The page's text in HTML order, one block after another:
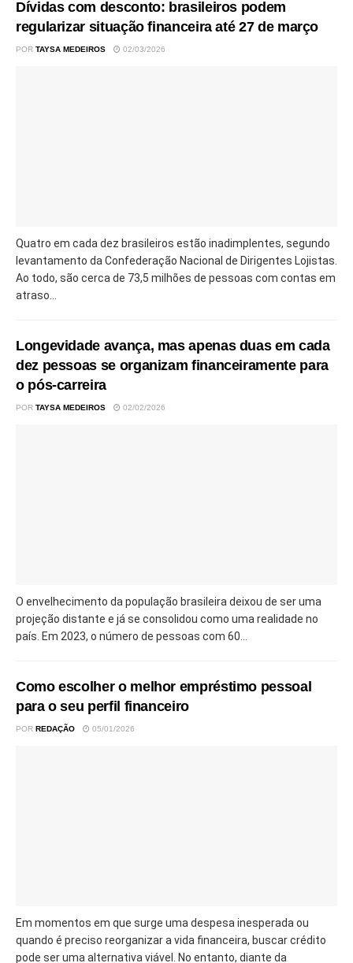
Dívidas com desconto: brasileiros podem
regularizar situação financeira até 27 de março
POR TAYSA MEDEIROS 02/03/2026
Quatro em cada dez brasileiros estão inadimplentes, segundo
levantamento da Confederação Nacional de Dirigentes Lojistas.
Ao todo, são cerca de 73,5 milhões de pessoas com contas em
atraso...
Longevidade avança, mas apenas duas em cada
dez pessoas se organizam financeiramente para
o pós-carreira
POR TAYSA MEDEIROS 02/02/2026
O envelhecimento da população brasileira deixou de ser uma
projeção distante e já se consolidou como uma realidade no
país. Em 2023, o número de pessoas com 60...
Como escolher o melhor empréstimo pessoal
para o seu perfil financeiro
POR REDAÇÃO 05/01/2026
Em momentos em que surge uma despesa inesperada ou
quando é preciso reorganizar a vida financeira, buscar crédito
pode ser uma alternativa viável. No entanto, diante da